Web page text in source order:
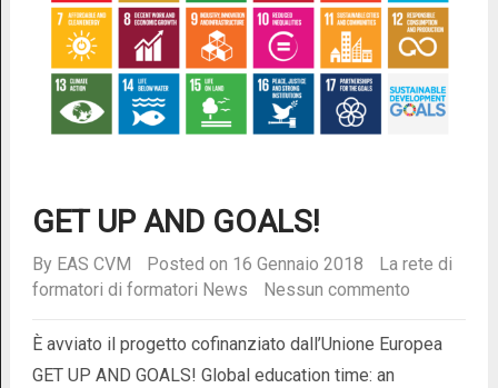
GET UP AND GOALS!
By EAS CVM Posted on 16 Gennaio 2018
La rete di
formatori di formatori News Nessun commento
È avviato il progetto cofinanziato dall’Unione Europea
GET UP AND GOALS! Global education time: an